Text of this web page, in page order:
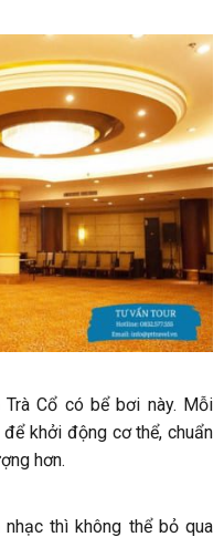
Cổ có bể bơi này. Mỗi
khởi động cơ thể, chuẩn
hơn.
thì không thể bỏ qua